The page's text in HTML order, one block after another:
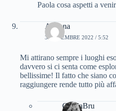
Paola cosa aspetti a
Arianna
3 NOVEMBRE 2022 / 5:52
Mi attirano sempre i luoghi
davvero si ci senta come
bellissime! Il fatto che siano
raggiungere rende tutto più
CinziaBru